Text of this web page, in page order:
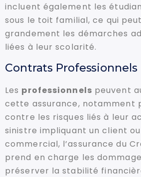
incluent également les
sous le toit familial, ce qui
grandement les démarches
liées à leur scolarité.
Contrats Professionnels
Les professionnels peuvent
cette assurance, notamment
contre les risques liés à leur
sinistre impliquant un client
commercial, l’assurance du
prend en charge les
préserver la stabilité